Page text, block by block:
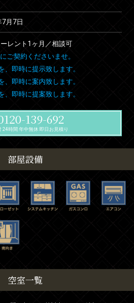
月7日
レント1ヶ月／相談可
ご契約くださいませ。
、即時に提示致します。
、即時に案内致します。
、即時に提案致します。
139-692
24時間 年中無休 即日お見積り
部屋設備
空室一覧